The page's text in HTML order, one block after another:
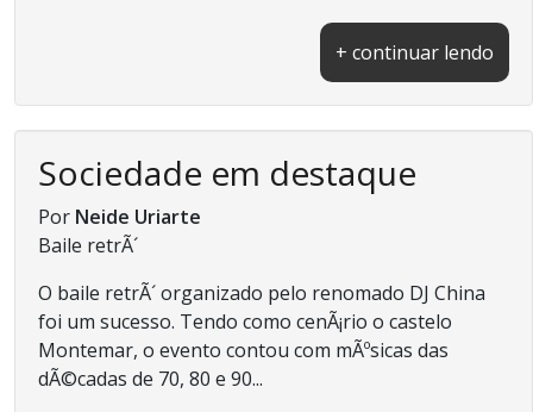
+ continuar lendo
Sociedade em destaque
Por Neide Uriarte
Baile retrÃ´
O baile retrÃ´ organizado pelo renomado DJ China
foi um sucesso. Tendo como cenÃ¡rio o castelo
Montemar, o evento contou com mÃºsicas das
dÃ©cadas de 70, 80 e 90...